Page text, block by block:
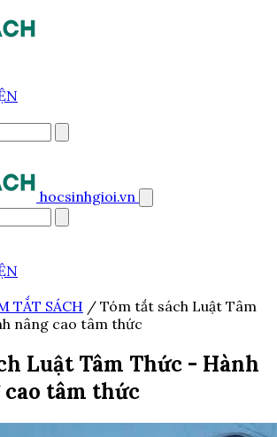
hocsinhgioi.vn
TẮT SÁCH / Tóm tắt sách Luật Tâm
nâng cao tâm thức
Luật Tâm Thức - Hành
tâm thức